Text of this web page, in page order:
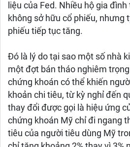
liệu của Fed. Nhiều hộ gia
không sở hữu cổ phiếu, nhưng
phiếu tiếp tục tăng.
Đó là lý do tại sao một số nhà
một đợt bán tháo nghiêm
chứng khoán có thể khiến
khoản chi tiêu, từ kỳ nghỉ đến
thay đổi được gọi là hiệu ứng
chứng khoán Mỹ chỉ đi ngang
tiêu của người tiêu dùng Mỹ